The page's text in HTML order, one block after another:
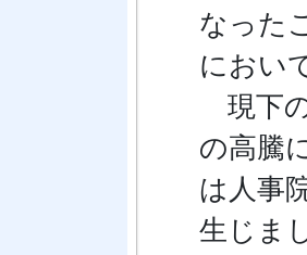
なった
におい
現下
の高騰
は人事
生じま